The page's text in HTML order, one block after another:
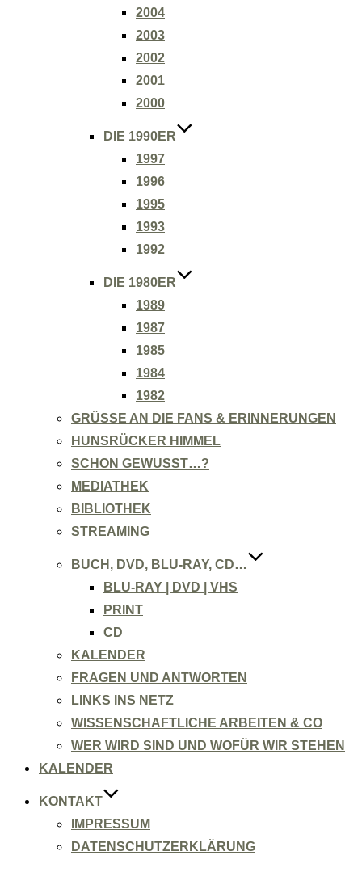
2004
2003
2002
2001
2000
DIE 1990ER
1997
1996
1995
1993
1992
DIE 1980ER
1989
1987
1985
1984
1982
GRÜSSE AN DIE FANS & ERINNERUNGEN
HUNSRÜCKER HIMMEL
SCHON GEWUSST…?
MEDIATHEK
BIBLIOTHEK
STREAMING
BUCH, DVD, BLU-RAY, CD…
BLU-RAY | DVD | VHS
PRINT
CD
KALENDER
FRAGEN UND ANTWORTEN
LINKS INS NETZ
WISSENSCHAFTLICHE ARBEITEN & CO
WER WIRD SIND UND WOFÜR WIR STEHEN
KALENDER
KONTAKT
IMPRESSUM
DATENSCHUTZERKLÄRUNG